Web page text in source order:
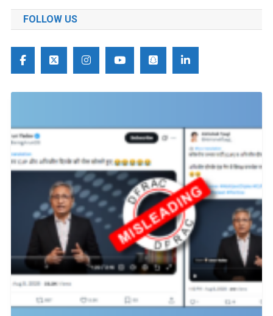
FOLLOW US